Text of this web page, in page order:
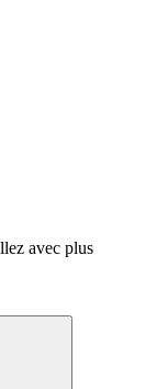
avec plus